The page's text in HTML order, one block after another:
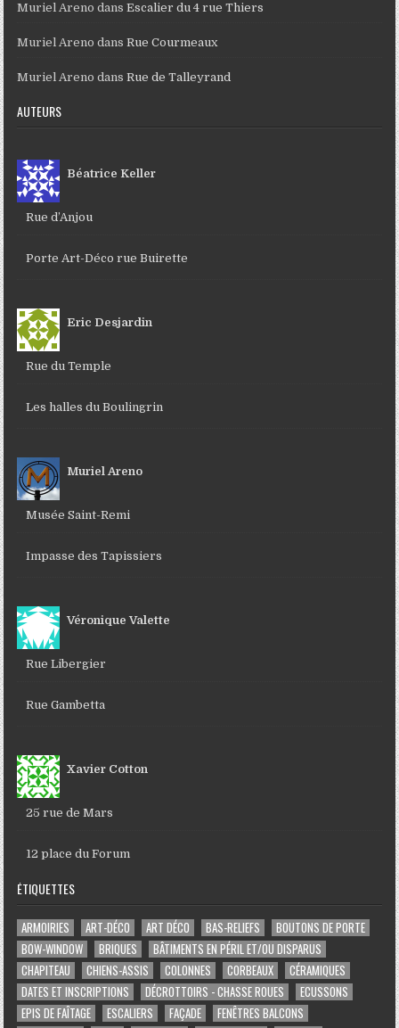
Muriel Areno dansEscalier du 4 rue Thiers
Muriel Areno dansRue Courmeaux
Muriel Areno dansRue de Talleyrand
AUTEURS
Béatrice Keller
Rue d’Anjou
Porte Art-Déco rue Buirette
Eric Desjardin
Rue du Temple
Les halles du Boulingrin
Muriel Areno
Musée Saint-Remi
Impasse des Tapissiers
Véronique Valette
Rue Libergier
Rue Gambetta
Xavier Cotton
25 rue de Mars
12 place du Forum
ÉTIQUETTES
ARMOIRIES ART-DÉCO ART DÉCO BAS-RELIEFS
BOUTONS DE PORTE
BOW-WINDOW
BRIQUES
BÂTIMENTS EN PÉRIL ET/OU DISPARUS
CHAPITEAU
CHIENS-ASSIS COLONNES CORBEAUX
CÉRAMIQUES
DATES ET INSCRIPTIONS
DÉCROTTOIRS - CHASSE ROUES
ECUSSONS
EPIS DE FAÎTAGE
ESCALIERS FAÇADE
FENÊTRES BALCONS